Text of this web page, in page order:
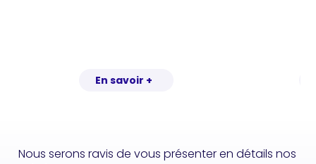
En savoir +
Nous serons ravis de vous présenter en détails nos